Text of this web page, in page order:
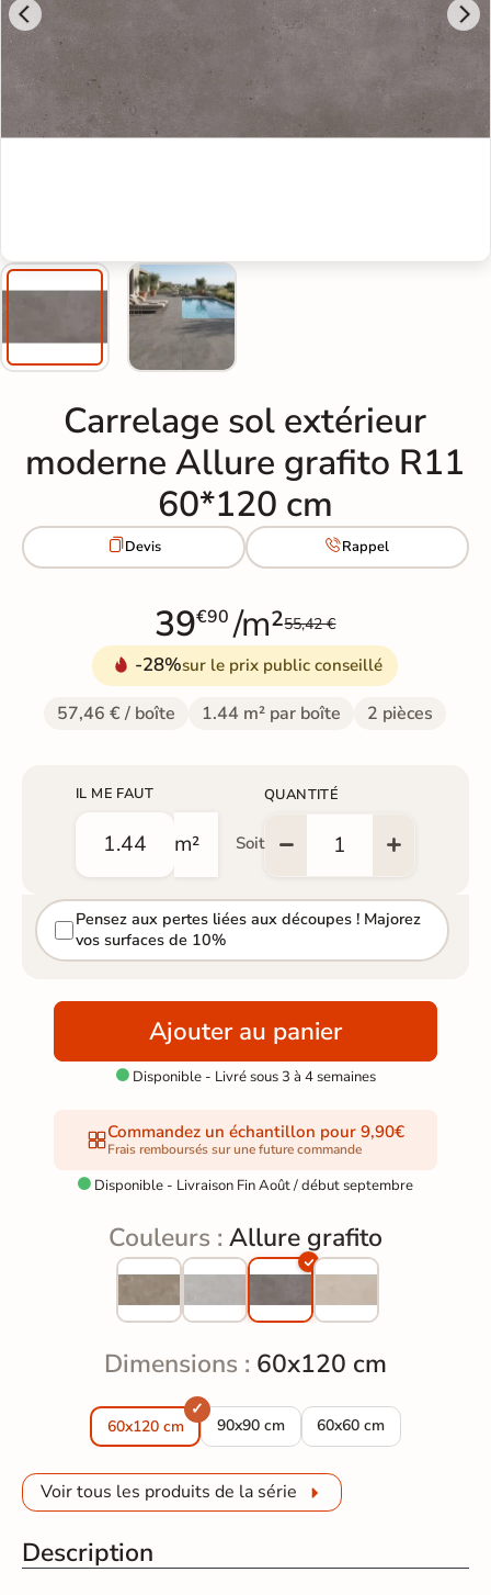
Carrelage sol extérieur
moderne Allure grafito R11
60*120 cm
Devis Rappel
39€90 /m²55,42 €
-28%sur le prix public conseillé
57,46 € / boîte 1.44 m² par boîte 2 pièces
IL ME FAUT
m² Soit
QUANTITÉ
Pensez aux pertes liées aux découpes ! Majorez
vos surfaces de 10%
Ajouter au panier
Disponible - Livré sous 3 à 4 semaines
Commandez un échantillon pour 9,90€
Frais remboursés sur une future commande
 Disponible - Livraison Fin Août / début septembre
Couleurs : Allure grafito
Dimensions : 60x120 cm
60x120 cm 90x90 cm
Carrelage sol extérieur moderne
60x60 cm
Carrelage sol extérieur
Voir tous les produits de la série
Description